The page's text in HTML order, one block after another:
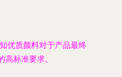
优质颜料对于产品最终
标准要求。